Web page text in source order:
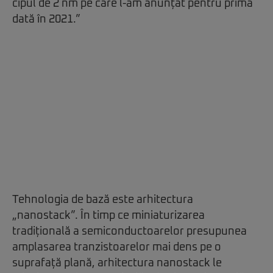
cipul de 2 nm pe care l-am anunțat pentru prima
dată în 2021.”
Tehnologia de bază este arhitectura
„nanostack”. În timp ce miniaturizarea
tradițională a semiconductoarelor presupunea
amplasarea tranzistoarelor mai dens pe o
suprafață plană, arhitectura nanostack le